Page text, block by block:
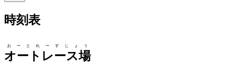
時刻表
オートレース場
おーとれーすじょう